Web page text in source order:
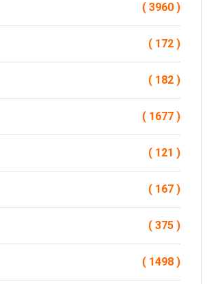
( 3960 )
( 172 )
( 182 )
( 1677 )
( 121 )
( 167 )
( 375 )
( 1498 )